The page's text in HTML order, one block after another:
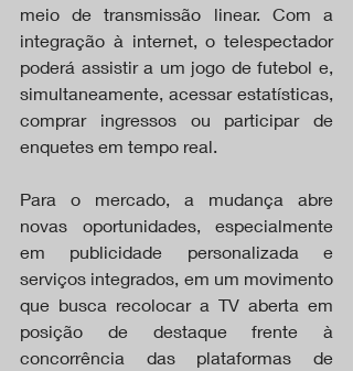
meio de transmissão linear. Com a
integração à internet, o telespectador
poderá assistir a um jogo de futebol e,
simultaneamente, acessar estatísticas,
comprar ingressos ou participar de
enquetes em tempo real.
Para o mercado, a mudança abre
novas oportunidades, especialmente
em publicidade personalizada e
serviços integrados, em um movimento
que busca recolocar a TV aberta em
posição de destaque frente à
concorrência das plataformas de